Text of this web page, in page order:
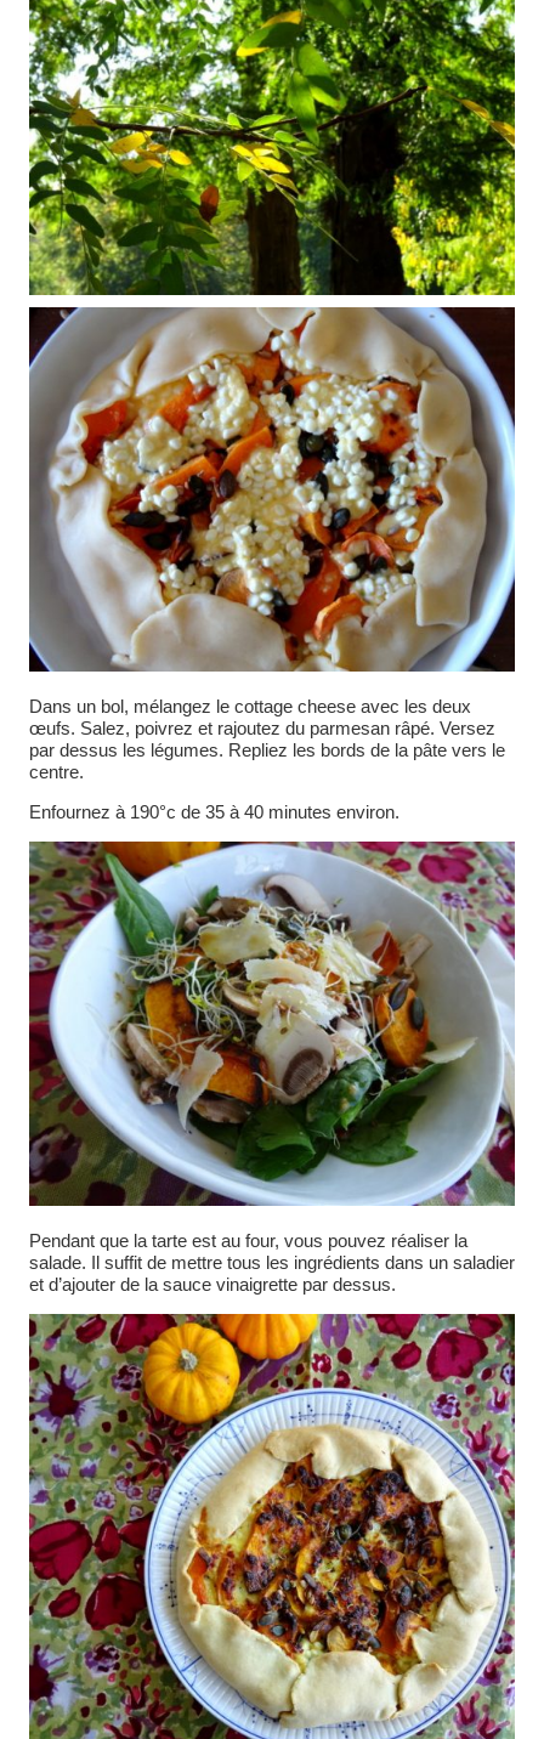
Dans un bol, mélangez le cottage cheese avec les deux
œufs. Salez, poivrez et rajoutez du parmesan râpé. Versez
par dessus les légumes. Repliez les bords de la pâte vers le
centre.
Enfournez à 190°c de 35 à 40 minutes environ.
Pendant que la tarte est au four, vous pouvez réaliser la
salade. Il suffit de mettre tous les ingrédients dans un saladier
et d’ajouter de la sauce vinaigrette par dessus.